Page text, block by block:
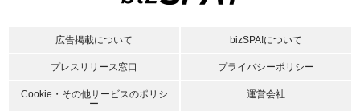
広告掲載について bizSPA!について
プレスリリース窓口 プライバシーポリシー
Cookie・その他サービスのポリシ
ー
運営会社